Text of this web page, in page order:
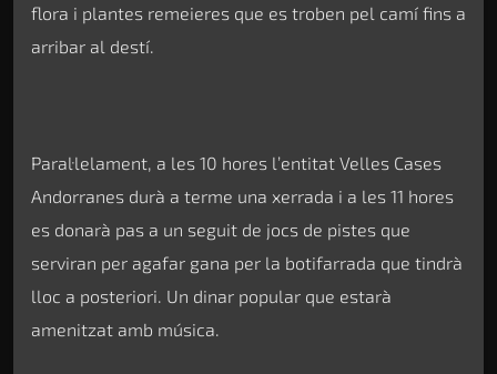
flora i plantes remeieres que es troben pel camí fins a
arribar al destí.
Paral·lelament, a les 10 hores l’entitat Velles Cases
Andorranes durà a terme una xerrada i a les 11 hores
es donarà pas a un seguit de jocs de pistes que
serviran per agafar gana per la botifarrada que tindrà
lloc a posteriori. Un dinar popular que estarà
amenitzat amb música.